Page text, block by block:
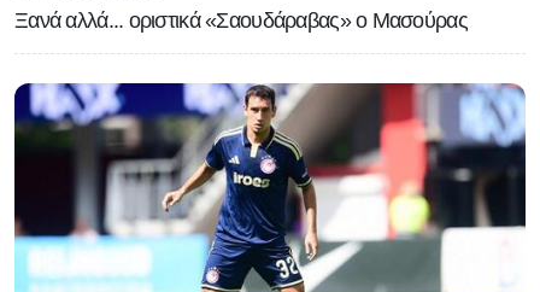
Ξανά αλλά... οριστικά «Σαουδάραβας» ο Μασούρας